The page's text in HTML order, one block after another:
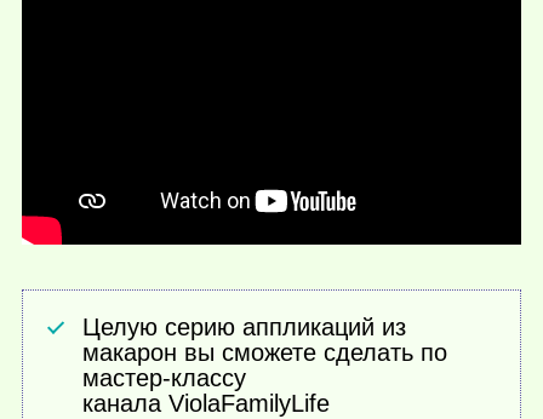
Целую серию аппликаций из
макарон вы сможете сделать по
мастер-классу
канала ViolaFamilyLife